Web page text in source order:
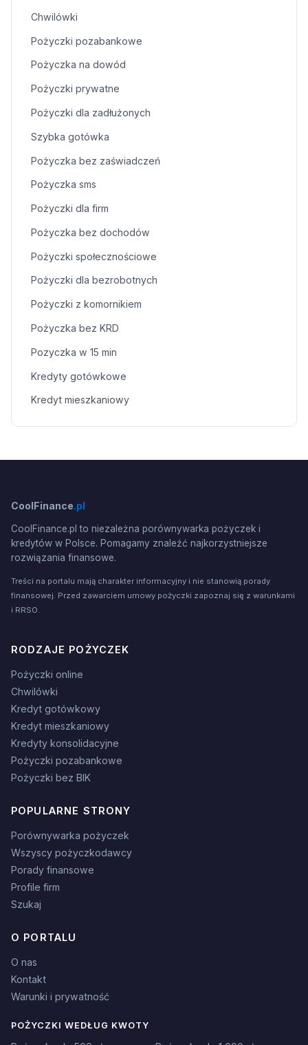
Chwilówki
Pożyczki pozabankowe
Pożyczka na dowód
Pożyczki prywatne
Pożyczki dla zadłużonych
Szybka gotówka
Pożyczka bez zaświadczeń
Pożyczka sms
Pożyczki dla firm
Pożyczka bez dochodów
Pożyczki społecznościowe
Pożyczki dla bezrobotnych
Pożyczki z komornikiem
Pożyczka bez KRD
Pozyczka w 15 min
Kredyty gotówkowe
Kredyt mieszkaniowy
CoolFinance.pl
CoolFinance.pl to niezależna porównywarka pożyczek i
kredytów w Polsce. Pomagamy znaleźć najkorzystniejsze
rozwiązania finansowe.
Treści na portalu mają charakter informacyjny i nie stanowią porady
finansowej. Przed zawarciem umowy pożyczki zapoznaj się z warunkami
i RRSO.
RODZAJE POŻYCZEK
Pożyczki online
Chwilówki
Kredyt gotówkowy
Kredyt mieszkaniowy
Kredyty konsolidacyjne
Pożyczki pozabankowe
Pożyczki bez BIK
POPULARNE STRONY
Porównywarka pożyczek
Wszyscy pożyczkodawcy
Porady finansowe
Profile firm
Szukaj
O PORTALU
O nas
Kontakt
Warunki i prywatność
POŻYCZKI WEDŁUG KWOTY